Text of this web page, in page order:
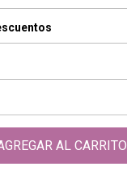
AL CARRITO